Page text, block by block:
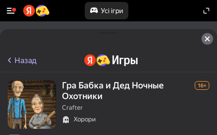
Усі ігри
Назад
Гра Бабка и Дед Ночные
Охотники
16+
Crafter
Хорори